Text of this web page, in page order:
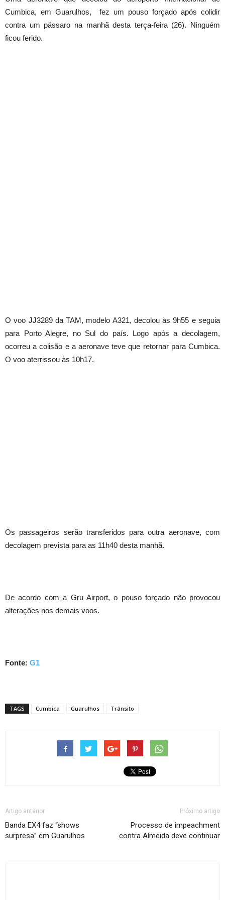
Cumbica, em Guarulhos, fez um pouso forçado após colidir
contra um pássaro na manhã desta terça-feira (26). Ninguém
ficou ferido.
O voo JJ3289 da TAM, modelo A321, decolou às 9h55 e seguia
para Porto Alegre, no Sul do país. Logo após a decolagem,
ocorreu a colisão e a aeronave teve que retornar para Cumbica.
O voo aterrissou às 10h17.
Os passageiros serão transferidos para outra aeronave, com
decolagem prevista para as 11h40 desta manhã.
De acordo com a Gru Airport, o pouso forçado não provocou
alterações nos demais voos.
Fonte: G1
TAGS Cumbica Guarulhos Trânsito
Artigo anterior
Banda EX4 faz “shows
surpresa” em Guarulhos
Próximo artigo
Processo de impeachment
contra Almeida deve continuar